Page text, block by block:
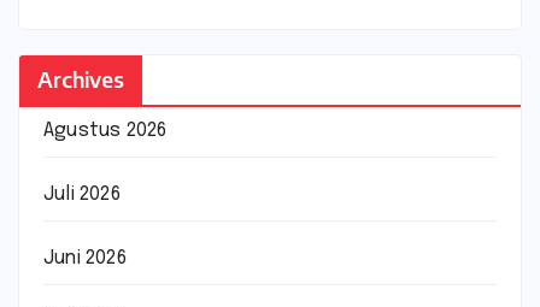
Archives
Agustus 2026
Juli 2026
Juni 2026